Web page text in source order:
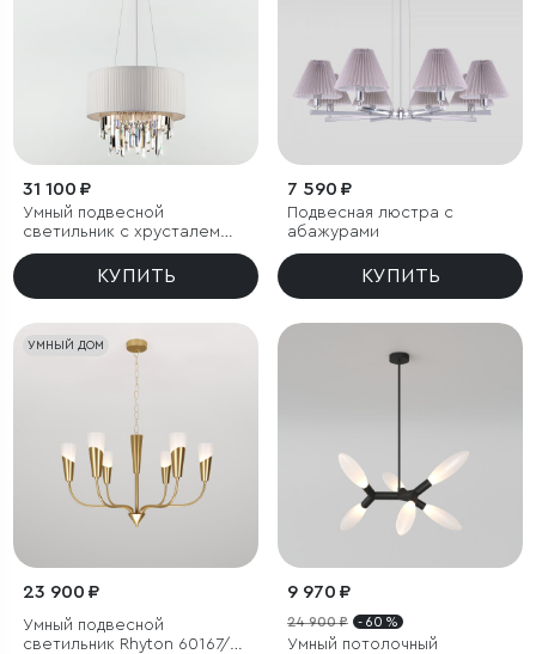
31 100 ₽
Умный подвесной
светильник с хрусталем
Eurosvet Amantea 10122/6
КУПИТЬ
7 590 ₽
Подвесная люстра с
абажурами
КУПИТЬ
УМНЫЙ ДОМ
23 900 ₽
Умный подвесной
светильник Rhyton 60167/6
9 970 ₽
24 900 ₽ - 60 %
Умный потолочный